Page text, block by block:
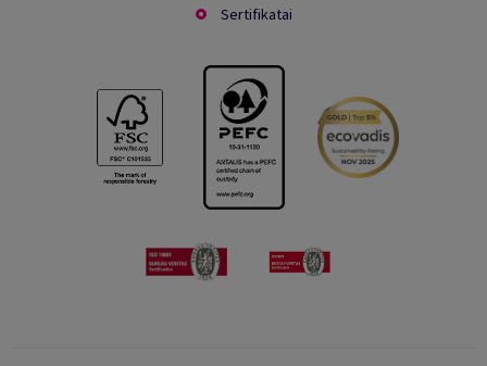
Sertifikatai